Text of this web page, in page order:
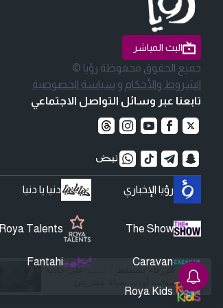
البث المباشر
جميع الحقوق محفوظة رؤيا ©
الشروط والأحكام و سياسة الخصوصية
تابعنا عبر وسائل التواصل الاجتماعي
رؤيا الإخباري دنيا يا دنيا
The Show
Roya Talents
Caravan
Fantahi
Roya Kids